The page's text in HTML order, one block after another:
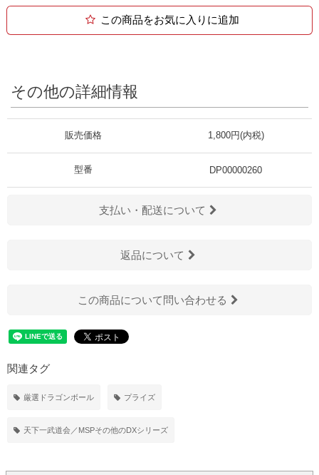
この商品をお気に入りに追加
その他の詳細情報
販売価格 1,800円(内税)
型番 DP00000260
支払い・配送について
返品について
この商品について問い合わせる
関連タグ
厳選ドラゴンボール プライズ
天下一武道会／MSPその他のDXシリーズ